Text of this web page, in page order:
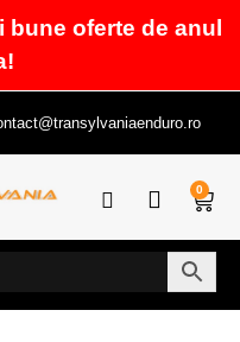
bune oferte de anul
0